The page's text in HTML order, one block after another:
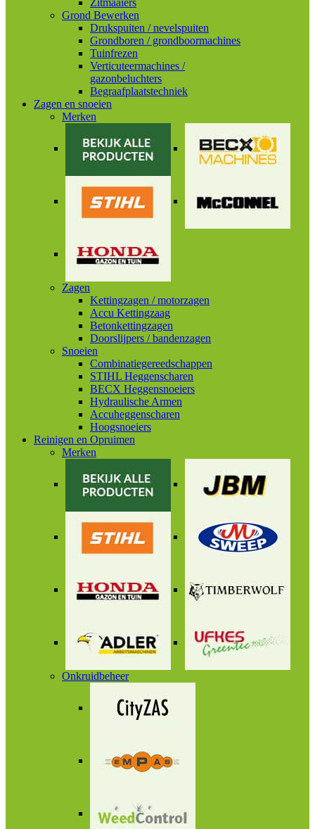
Zitmaaiers
Grond Bewerken
Drukspuiten / nevelspuiten
Grondboren / grondboormachines
Tuinfrezen
Verticuteermachines /
gazonbeluchters
Begraafplaatstechniek
Zagen en snoeien
Merken
Zagen
Kettingzagen / motorzagen
Accu Kettingzaag
Betonkettingzagen
Doorslijpers / bandenzagen
Snoeien
Combinatiegereedschappen
STIHL Heggenscharen
BECX Heggensnoeiers
Hydraulische Armen
Accuheggenscharen
Hoogsnoeiers
Reinigen en Opruimen
Merken
Onkruidbeheer